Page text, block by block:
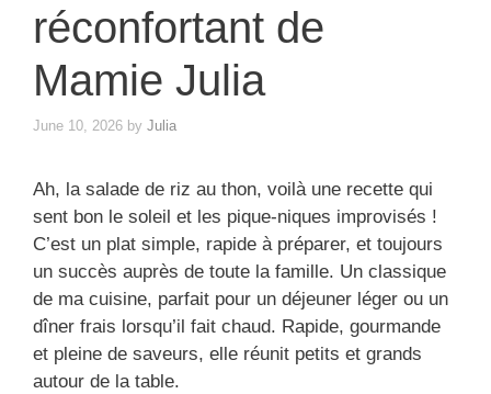
réconfortant de
Mamie Julia
June 10, 2026 by Julia
Ah, la salade de riz au thon, voilà une recette qui
sent bon le soleil et les pique-niques improvisés !
C’est un plat simple, rapide à préparer, et toujours
un succès auprès de toute la famille. Un classique
de ma cuisine, parfait pour un déjeuner léger ou un
dîner frais lorsqu’il fait chaud. Rapide, gourmande
et pleine de saveurs, elle réunit petits et grands
autour de la table.